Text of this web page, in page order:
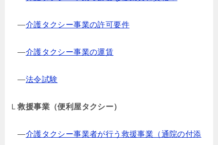
―介護タクシー事業の許可要件
―介護タクシー事業の運賃
―法令試験
Ｌ救援事業（便利屋タクシー）
―介護タクシー事業者が行う救援事業（通院の付添